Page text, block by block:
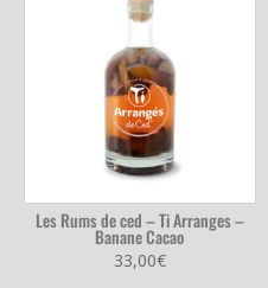
Les Rums de ced – Ti Arranges –
Banane Cacao
33,00€